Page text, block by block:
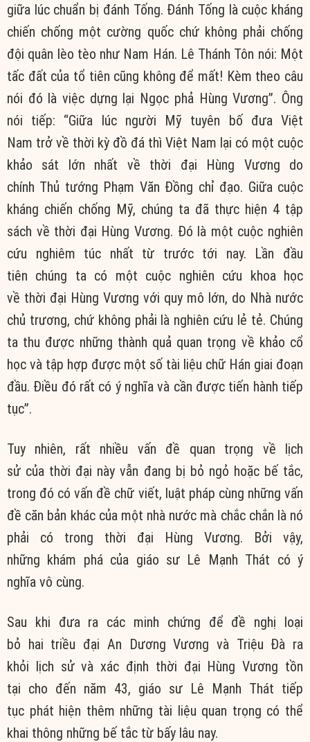
giữa lúc chuẩn bị đánh Tống. Đánh Tống là cuộc kháng
chiến chống một cường quốc chứ không phải chống
đội quân lèo tèo như Nam Hán. Lê Thánh Tôn nói: Một
tấc đất của tổ tiên cũng không để mất! Kèm theo câu
nói đó là việc dựng lại Ngọc phả Hùng Vương”. Ông
nói tiếp: “Giữa lúc người Mỹ tuyên bốđưaViệt
Nam trở về thời kỳ đồ đá thì Việt Nam lại có một cuộc
khảo sát lớn nhất về thời đại Hùng Vương do
chính Thủ tướng Phạm Văn Đồng chỉ đạo. Giữa cuộc
kháng chiến chống Mỹ, chúng ta đã thực hiện 4 tập
sách về thời đại Hùng Vương. Đó là một cuộc nghiên
cứu nghiêm túc nhất từ trước tới nay. Lần đầu
tiên chúng tacó một cuộc nghiên cứu khoa học
về thời đại Hùng Vương với quy mô lớn, do Nhà nước
chủ trương, chứ không phải là nghiên cứu lẻ tẻ. Chúng
ta thu được những thành quả quan trọng về khảo cổ
học và tập hợp được một số tài liệu chữ Hán giai đoạn
đầu. Điều đó rất có ý nghĩa và cần được tiến hành tiếp
tục”.
Tuy nhiên, rất nhiều vấn đề quan trọng về lịch
sử của thời đại này vẫn đang bị bỏ ngỏ hoặc bế tắc,
trong đó cóvấn đề chữ viết, luật pháp cùng nhữngvấn
đề căn bản khác của một nhà nước mà chắc chắn là nó
phải có trong thời đại Hùng Vương. Bởi vậy,
những khám phácủa giáo sư Lê Mạnh Thát cóý
nghĩa vô cùng.
Sau khi đưa ra các minh chứng để đề nghị loại
bỏ hai triều đại An Dương Vương và Triệu Đà ra
khỏi lịch sửvà xác định thời đại Hùng Vương tồn
tại cho đến năm 43, giáo sư Lê Mạnh Thát tiếp
tục phát hiện thêm những tài liệu quan trọng có thể
khai thông những bế tắc từ bấy lâu nay.